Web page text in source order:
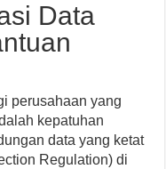
Data
perusahaan yang
kepatuhan
data yang ketat
Regulation) di